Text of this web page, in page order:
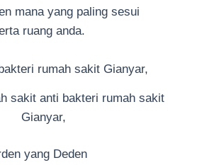
mana yang paling sesui
ruang anda.
sakit anti bakteri rumah sakit
Gianyar,
yang Deden